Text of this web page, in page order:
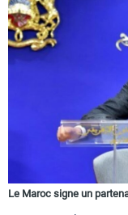
Le Maroc signe un